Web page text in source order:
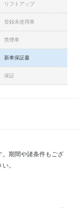
リフトアップ
登録未使用車
禁煙車
新車保証書
保証
。期間や諸条件もござ
。